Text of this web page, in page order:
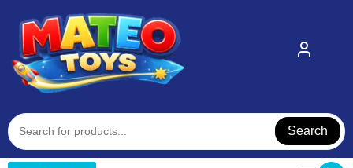
content
Search